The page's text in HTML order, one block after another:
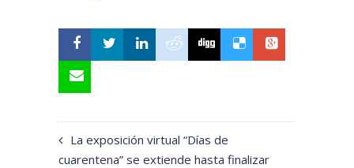
La exposición virtual “Días de
cuarentena” se extiende hasta finalizar